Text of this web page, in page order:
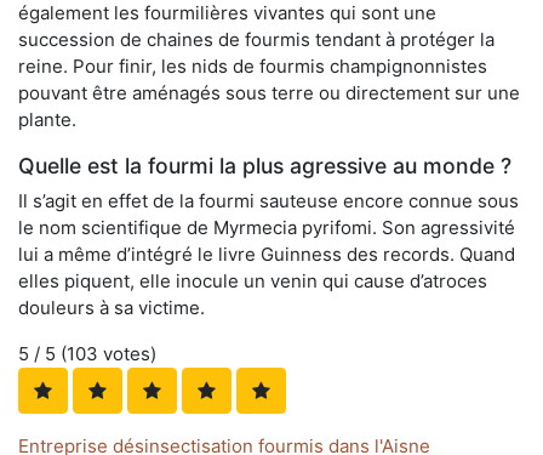
également les fourmilières vivantes qui sont une
succession de chaines de fourmis tendant à protéger la
reine. Pour finir, les nids de fourmis champignonnistes
pouvant être aménagés sous terre ou directement sur une
plante.
Quelle est la fourmi la plus agressive au monde ?
Il s’agit en effet de la fourmi sauteuse encore connue sous
le nom scientifique de Myrmecia pyrifomi. Son agressivité
lui a même d’intégré le livre Guinness des records. Quand
elles piquent, elle inocule un venin qui cause d’atroces
douleurs à sa victime.
5 / 5 (103 votes)
Entreprise désinsectisation fourmis dans l'Aisne